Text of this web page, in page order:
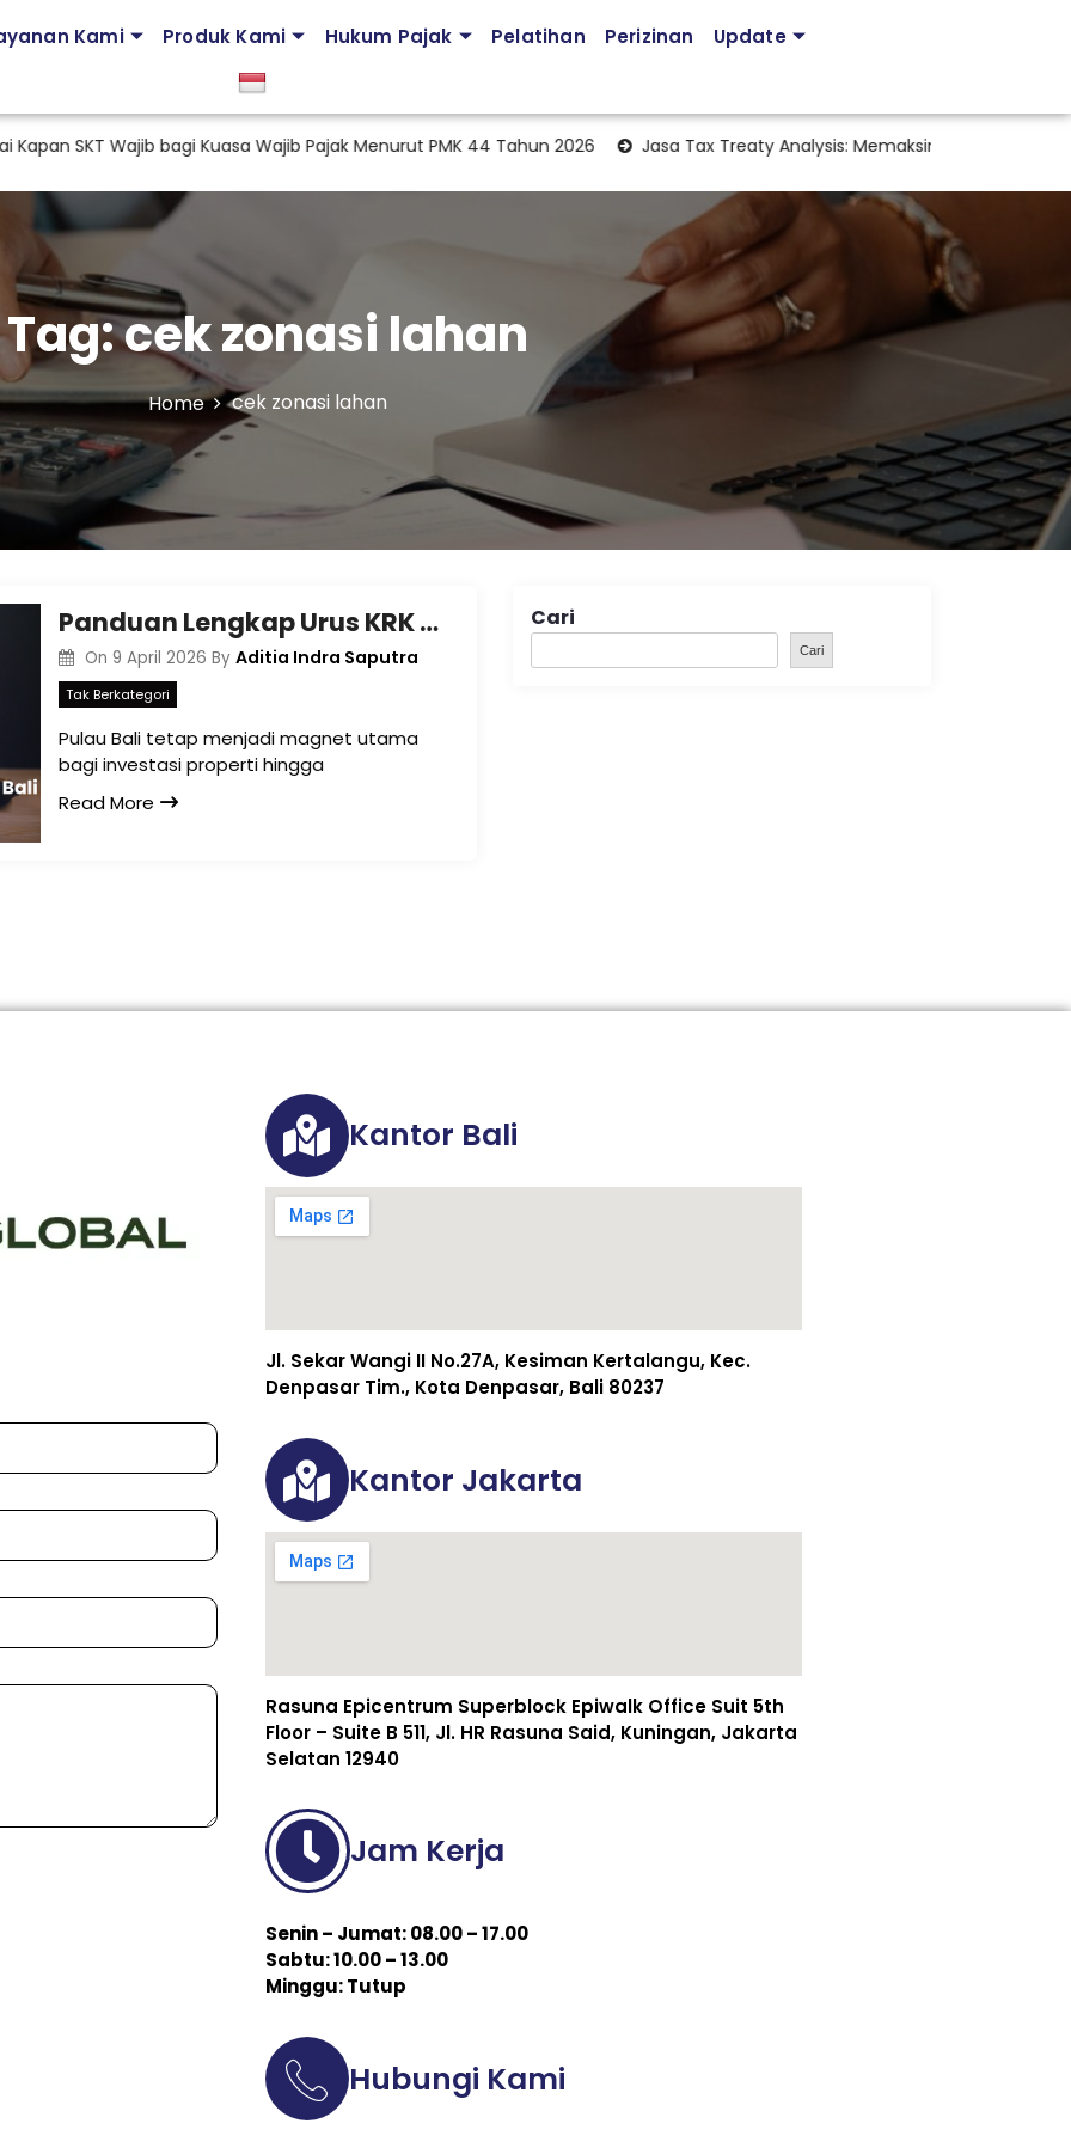
Kami Produk Kami Hukum Pajak Pelatihan Perizinan Update
SKT Wajib bagi Kuasa Wajib Pajak Menurut PMK 44 Tahun 2026 Jasa Tax Treaty Analysis: Memaksimalkan Manfaat
Tag:cek zonasi lahan
Home cek zonasi lahan
Panduan Lengkap Urus KRK Terbaru Bali
On 9 April 2026 By Aditia Indra Saputra
Tak Berkategori
Pulau Bali tetap menjadi magnet utama
bagi investasi properti hingga
Read More
Cari
Cari
Kantor Bali
Jl. Sekar Wangi II No.27A, Kesiman Kertalangu, Kec.
Denpasar Tim., Kota Denpasar, Bali 80237
Kantor Jakarta
Rasuna Epicentrum Superblock Epiwalk Office Suit 5th
Floor – Suite B 511, Jl. HR Rasuna Said, Kuningan, Jakarta
Selatan 12940
Jam Kerja
Senin – Jumat: 08.00 – 17.00
Sabtu: 10.00 – 13.00
Minggu: Tutup
Hubungi Kami